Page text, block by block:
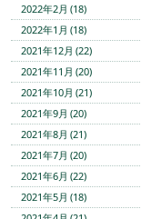
2022年2月 (18)
2022年1月 (18)
2021年12月 (22)
2021年11月 (20)
2021年10月 (21)
2021年9月 (20)
2021年8月 (21)
2021年7月 (20)
2021年6月 (22)
2021年5月 (18)